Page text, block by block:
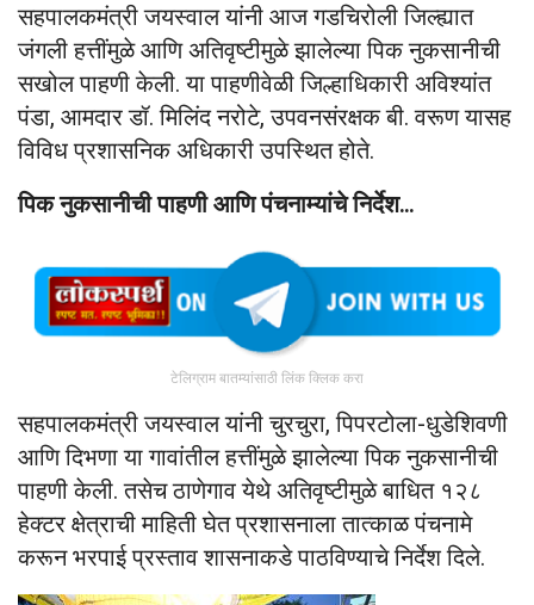
सहपालकमंत्री जयस्वाल यांनी आज गडचिरोली जिल्ह्यात
जंगली हत्तींमुळे आणि अतिवृष्टीमुळे झालेल्या पिक नुकसानीची
सखोल पाहणी केली. या पाहणीवेळी जिल्हाधिकारी अविश्यांत
पंडा, आमदार डॉ. मिलिंद नरोटे, उपवनसंरक्षक बी. वरूण यासह
विविध प्रशासनिक अधिकारी उपस्थित होते.
पिक नुकसानीची पाहणी आणि पंचनाम्यांचे निर्देश…
टेलिग्राम बातम्यांसाठी लिंक क्लिक करा
सहपालकमंत्री जयस्वाल यांनी चुरचुरा, पिपरटोला-धुडेशिवणी
आणि दिभणा या गावांतील हत्तींमुळे झालेल्या पिक नुकसानीची
पाहणी केली. तसेच ठाणेगाव येथे अतिवृष्टीमुळे बाधित १२८
हेक्टर क्षेत्राची माहिती घेत प्रशासनाला तात्काळ पंचनामे
करून भरपाई प्रस्ताव शासनाकडे पाठविण्याचे निर्देश दिले.